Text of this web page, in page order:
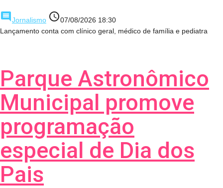
comment Jornalismo access_time07/08/2026 18:30
Lançamento conta com clínico geral, médico de família e pediatra
Parque Astronômico
Municipal promove
programação
especial de Dia dos
Pais